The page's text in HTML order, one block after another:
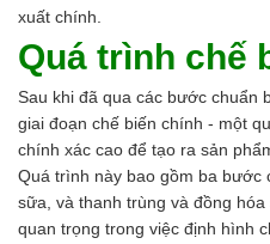
xuất chính.
Quá trình chế
Sau khi đã qua các bước chuẩn
giai đoạn chế biến chính - một
chính xác cao để tạo ra sản
Quá trình này bao gồm ba bước
sữa, và thanh trùng và đồng
quan trọng trong việc định hình